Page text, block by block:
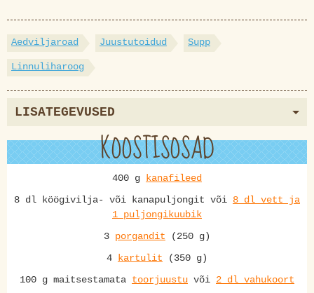
Aedviljaroad Juustutoidud Supp
Linnuliharoog
LISATEGEVUSED
KOOSTISOSAD
400 g
kanafileed
8 dl köögivilja- või kanapuljongit või 8 dl vett ja
1 puljongikuubik
3 porgandit (250 g)
4
kartulit (350 g)
100 g maitsestamata toorjuustu või 2 dl vahukoort